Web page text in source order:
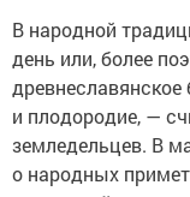
В народной
день или, более
и плодородие, —
земледельцев. В
о народных